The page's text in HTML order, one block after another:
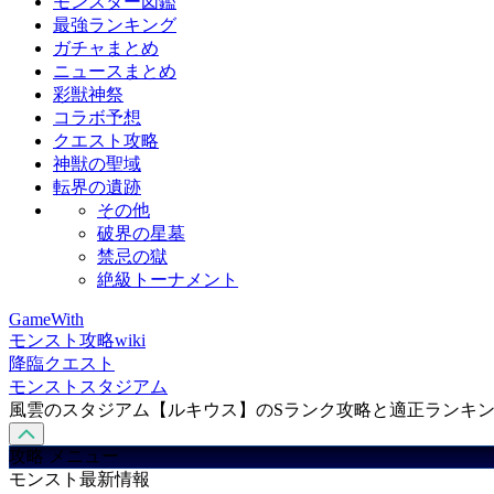
最強ランキング
ガチャまとめ
ニュースまとめ
彩獣神祭
コラボ予想
クエスト攻略
神獣の聖域
転界の遺跡
その他
破界の星墓
禁忌の獄
絶級トーナメント
GameWith
モンスト攻略wiki
降臨クエスト
モンストスタジアム
風雲のスタジアム【ルキウス】のSランク攻略と適正ランキ
攻略 メニュー
モンスト最新情報